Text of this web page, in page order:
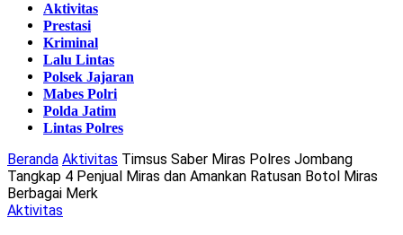
Aktivitas
Prestasi
Kriminal
Lalu Lintas
Polsek Jajaran
Mabes Polri
Polda Jatim
Lintas Polres
Beranda Aktivitas Timsus Saber Miras Polres Jombang
Tangkap 4 Penjual Miras dan Amankan Ratusan Botol Miras
Berbagai Merk
Aktivitas